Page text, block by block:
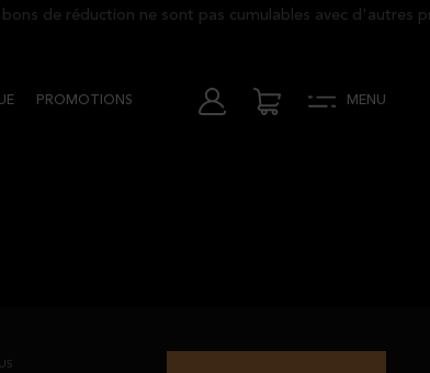
de réduction ne sont pas cumulables avec d'autres
PROMOTIONS MENU